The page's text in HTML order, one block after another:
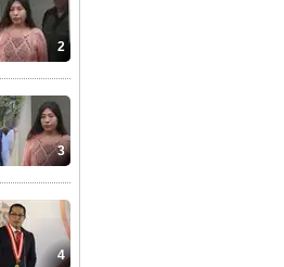
2
3
4